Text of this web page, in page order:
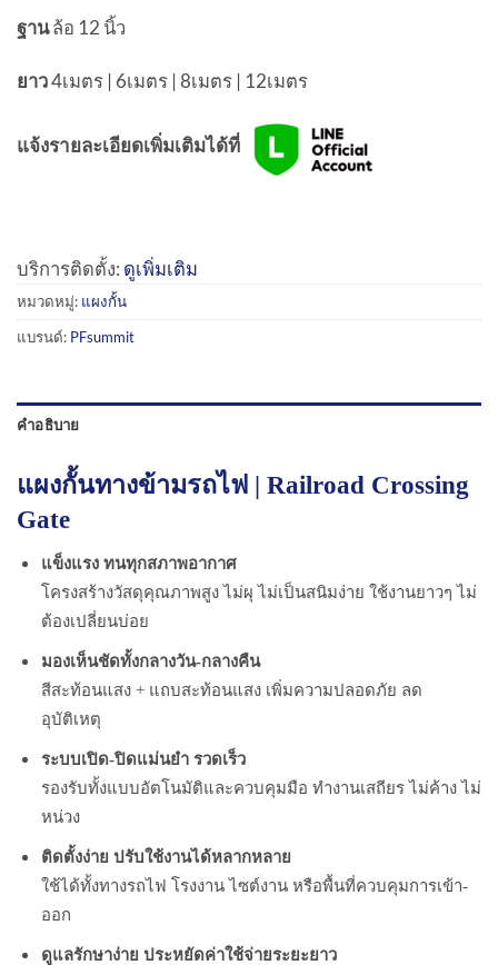
ฐานล้อ 12 นิ้ว
ยาว4เมตร | 6เมตร | 8เมตร | 12เมตร
แจ้งรายละเอียดเพิ่มเติมได้ที่
บริการติดตั้ง: ดูเพิ่มเติม
หมวดหมู่: แผงกั้น
แบรนด์: PFsummit
คำอธิบาย
แผงกั้นทางข้ามรถไฟ | Railroad Crossing
Gate
แข็งแรง ทนทุกสภาพอากาศ
โครงสร้างวัสดุคุณภาพสูง ไม่ผุ ไม่เป็นสนิมง่าย ใช้งานยาวๆ ไม่
ต้องเปลี่ยนบ่อย
มองเห็นชัดทั้งกลางวัน-กลางคืน
สีสะท้อนแสง + แถบสะท้อนแสง เพิ่มความปลอดภัย ลด
อุบัติเหตุ
ระบบเปิด-ปิดแม่นยำ รวดเร็ว
รองรับทั้งแบบอัตโนมัติและควบคุมมือ ทำงานเสถียร ไม่ค้าง ไม่
หน่วง
ติดตั้งง่าย ปรับใช้งานได้หลากหลาย
ใช้ได้ทั้งทางรถไฟ โรงงาน ไซต์งาน หรือพื้นที่ควบคุมการเข้า-
ออก
ดูแลรักษาง่าย ประหยัดค่าใช้จ่ายระยะยาว